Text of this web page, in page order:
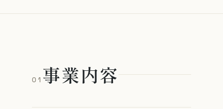
01 事業内容